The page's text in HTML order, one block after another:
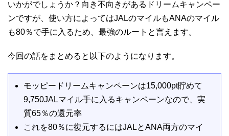
いかがでしょうか？向き不向きがあるドリームキャンペー
ンですが、使い方によってはJALのマイルもANAのマイル
も80％で手に入るため、最強のルートと言えます。
今回の話をまとめると以下のようになります。
モッピードリームキャンペーンは15,000pt貯めて
9,750JALマイル手に入るキャンペーンなので、実
質65％の還元率
これを80％に復元するにはJALとANA両方のマイ